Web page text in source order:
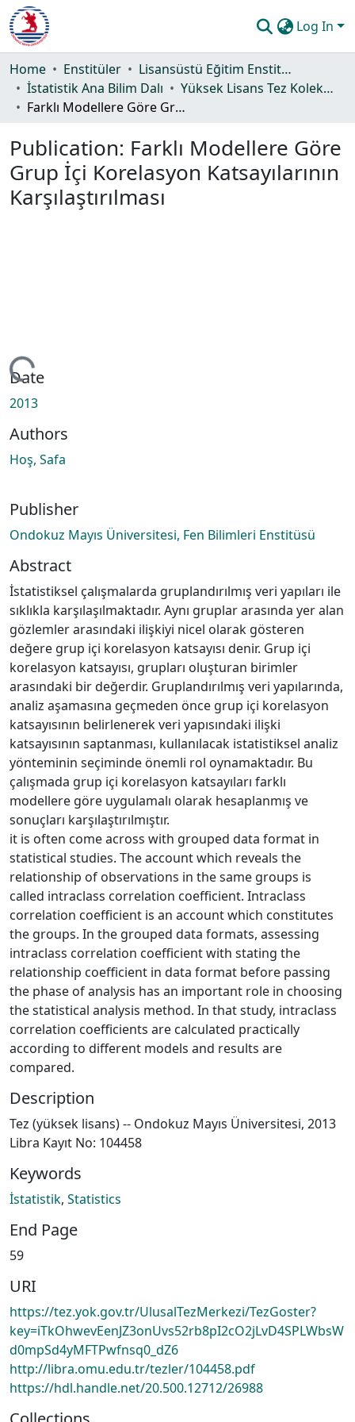
Log In
Communities & Collections
All of DSpace
Guide
Home Enstitüler
Lisansüstü Eğitim Enstitüsü
İstatistik Ana Bilim Dalı
Yüksek Lisans Tez Koleksiyonu
Farklı Modellere Göre Grup İçi Korelasyon Katsayılarının Karşılaştırılması
Publication: Farklı Modellere Göre
Grup İçi Korelasyon Katsayılarının
Karşılaştırılması
Date
2013
Authors
Hoş, Safa
Publisher
Ondokuz Mayıs Üniversitesi, Fen Bilimleri Enstitüsü
Abstract
İstatistiksel çalışmalarda gruplandırılmış veri yapıları ile
sıklıkla karşılaşılmaktadır. Aynı gruplar arasında yer alan
gözlemler arasındaki ilişkiyi nicel olarak gösteren
değere grup içi korelasyon katsayısı denir. Grup içi
korelasyon katsayısı, grupları oluşturan birimler
arasındaki bir değerdir. Gruplandırılmış veri yapılarında,
analiz aşamasına geçmeden önce grup içi korelasyon
katsayısının belirlenerek veri yapısındaki ilişki
katsayısının saptanması, kullanılacak istatistiksel analiz
yönteminin seçiminde önemli rol oynamaktadır. Bu
çalışmada grup içi korelasyon katsayıları farklı
modellere göre uygulamalı olarak hesaplanmış ve
sonuçları karşılaştırılmıştır.
it is often come across with grouped data format in
statistical studies. The account which reveals the
relationship of observations in the same groups is
called intraclass correlation coefficient. Intraclass
correlation coefficient is an account which constitutes
the groups. In the grouped data formats, assessing
intraclass correlation coefficient with stating the
relationship coefficient in data format before passing
the phase of analysis has an important role in choosing
the statistical analysis method. In that study, intraclass
correlation coefficients are calculated practically
according to different models and results are
compared.
Description
Tez (yüksek lisans) -- Ondokuz Mayıs Üniversitesi, 2013
Libra Kayıt No: 104458
Keywords
İstatistik, Statistics
End Page
59
URI
https://tez.yok.gov.tr/UlusalTezMerkezi/TezGoster?
key=iTkOhwevEenJZ3onUvs52rb8pI2cO2jLvD4SPLWbsW
d0mpSd4yMFTPwfnsq0_dZ6
http://libra.omu.edu.tr/tezler/104458.pdf
https://hdl.handle.net/20.500.12712/26988